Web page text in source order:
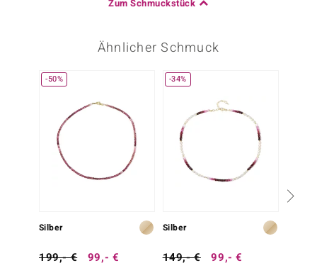
Zum Schmuckstück
Ähnlicher Schmuck
-50%
Silber
199,- € 99,- €
-34%
Silber
149,- € 99,- €